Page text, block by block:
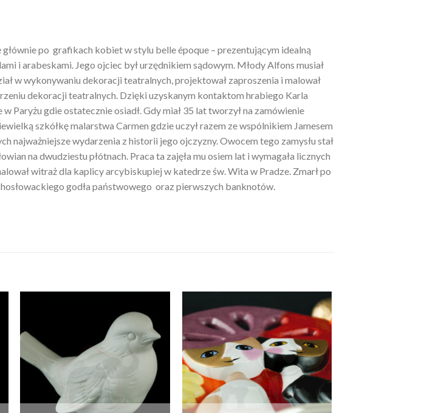
po grafikach kobiet w stylu belle époque – prezentującym idealną
i arabeskami. Jego ojciec był urzędnikiem sądowym. Młody Alfons musiał
w wykonywaniu dekoracji teatralnych, projektował zaproszenia i malował
dekoracji teatralnych. Dzięki uzyskanym kontaktom hrabiego Karla
Paryżu gdie ostatecznie osiadł. Gdy miał 35 lat tworzył na zamówienie
szkółkę malarstwa Carmen gdzie uczył razem ze wspólnikiem Jamesem
najważniejsze wydarzenia z historii jego ojczyzny. Owocem tego zamysłu stał
na dwudziestu płótnach. Praca ta zajęła mu osiem lat i wymagała licznych
witraż dla kaplicy arcybiskupiej w katedrze św. Wita w Pradze. Zmarł po
godła państwowego oraz pierwszych banknotów.